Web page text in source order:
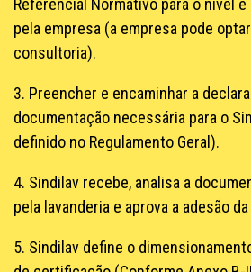
Referencial Normativo para o nível
pela empresa (a empresa pode
consultoria).
3. Preencher e encaminhar a
documentação necessária para o
definido no Regulamento Geral).
4. Sindilav recebe, analisa a
pela lavanderia e aprova a adesão
5. Sindilav define o